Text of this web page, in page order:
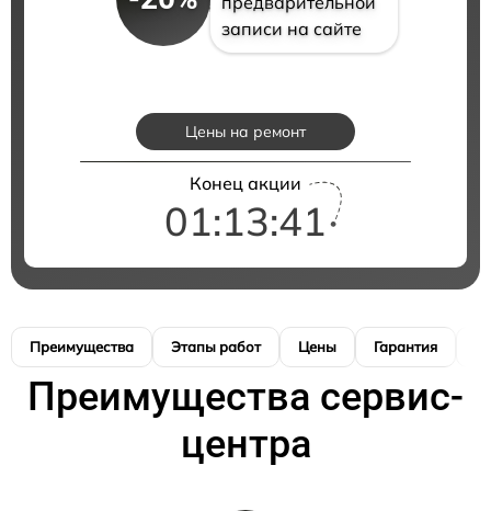
записи на сайте
Цены на ремонт
Конец акции
01:13:41
Преимущества Этапы работ Цены Гарантия
Преимущества сервис-
центра